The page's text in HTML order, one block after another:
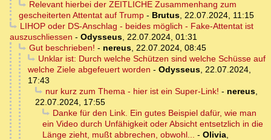
Relevant hierbei der ZEITLICHE Zusammenhang zum
gescheiterten Attentat auf Trump - Brutus, 22.07.2024, 11:15
LIHOP oder DS-Anschlag - beides möglich - Fake-Attentat ist
auszuschliessen - Odysseus, 22.07.2024, 01:31
Gut beschrieben! - nereus, 22.07.2024, 08:45
Unklar ist: Durch welche Schützen sind welche Schüsse auf
welche Ziele abgefeuert worden - Odysseus, 22.07.2024,
17:43
nur kurz zum Thema - hier ist ein Super-Link! - nereus,
22.07.2024, 17:55
Danke für den Link. Ein gutes Beispiel dafür, wie man
ein Video durch Unfähigkeit oder Absicht entsetzlich in die
Länge zieht, mußt abbrechen, obwohl... - Olivia,